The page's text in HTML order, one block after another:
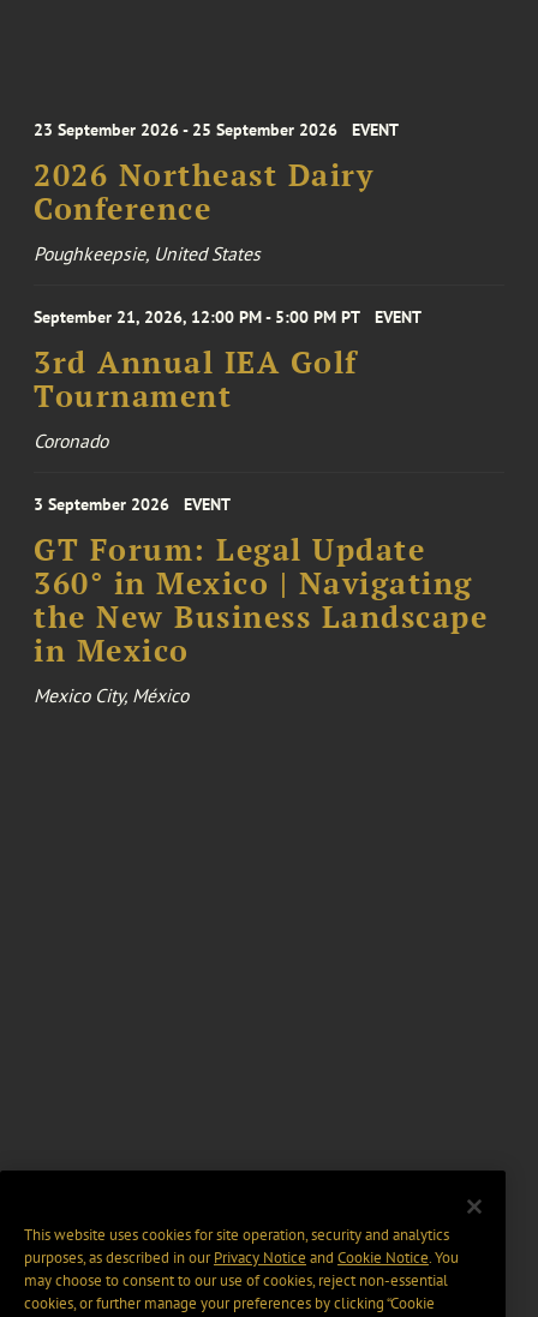
23 September 2026 - 25 September 2026 EVENT
2026 Northeast Dairy
Conference
Poughkeepsie, United States
September 21, 2026, 12:00 PM - 5:00 PM PT EVENT
3rd Annual IEA Golf
Tournament
Coronado
3 September 2026 EVENT
GT Forum: Legal Update
360° in Mexico | Navigating
the New Business Landscape
in Mexico
Mexico City, México
This website uses cookies for site operation, security and analytics
purposes, as described in ourPrivacy Notice and Cookie Notice. You
may choose to consent to our use of cookies, reject non-essential
cookies, or further manage your preferences by clicking “Cookie